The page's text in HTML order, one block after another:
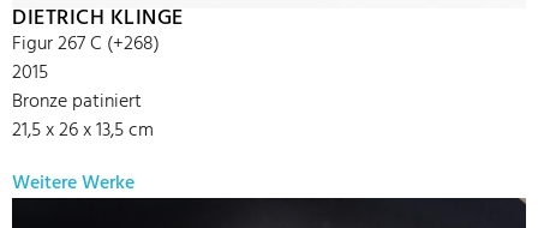
DIETRICH KLINGE
Figur 267 C (+268)
2015
Bronze patiniert
21,5 x 26 x 13,5 cm
Weitere Werke